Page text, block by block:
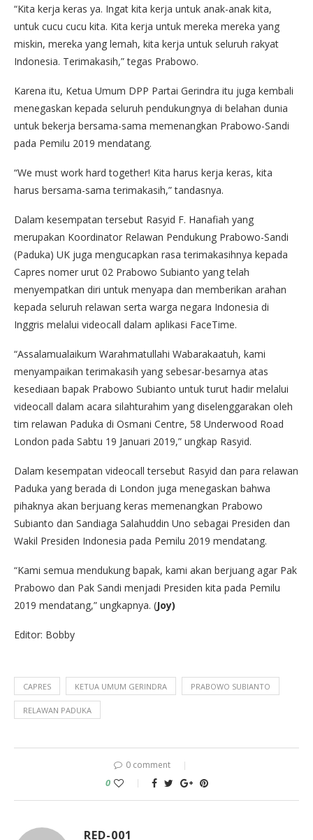
“Kita kerja keras ya. Ingat kita kerja untuk anak-anak kita,
untuk cucu cucu kita. Kita kerja untuk mereka mereka yang
miskin, mereka yang lemah, kita kerja untuk seluruh rakyat
Indonesia. Terimakasih,” tegas Prabowo.
Karena itu, Ketua Umum DPP Partai Gerindra itu juga kembali
menegaskan kepada seluruh pendukungnya di belahan dunia
untuk bekerja bersama-sama memenangkan Prabowo-Sandi
pada Pemilu 2019 mendatang.
“We must work hard together! Kita harus kerja keras, kita
harus bersama-sama terimakasih,” tandasnya.
Dalam kesempatan tersebut Rasyid F. Hanafiah yang
merupakan Koordinator Relawan Pendukung Prabowo-Sandi
(Paduka) UK juga mengucapkan rasa terimakasihnya kepada
Capres nomer urut 02 Prabowo Subianto yang telah
menyempatkan diri untuk menyapa dan memberikan arahan
kepada seluruh relawan serta warga negara Indonesia di
Inggris melalui videocall dalam aplikasi FaceTime.
“Assalamualaikum Warahmatullahi Wabarakaatuh, kami
menyampaikan terimakasih yang sebesar-besarnya atas
kesediaan bapak Prabowo Subianto untuk turut hadir melalui
videocall dalam acara silahturahim yang diselenggarakan oleh
tim relawan Paduka di Osmani Centre, 58 Underwood Road
London pada Sabtu 19 Januari 2019,” ungkap Rasyid.
Dalam kesempatan videocall tersebut Rasyid dan para relawan
Paduka yang berada di London juga menegaskan bahwa
pihaknya akan berjuang keras memenangkan Prabowo
Subianto dan Sandiaga Salahuddin Uno sebagai Presiden dan
Wakil Presiden Indonesia pada Pemilu 2019 mendatang.
“Kami semua mendukung bapak, kami akan berjuang agar Pak
Prabowo dan Pak Sandi menjadi Presiden kita pada Pemilu
2019 mendatang,” ungkapnya. (Joy)
Editor: Bobby
CAPRES KETUA UMUM GERINDRA PRABOWO SUBIANTO
RELAWAN PADUKA
0 comment
0
RED-001